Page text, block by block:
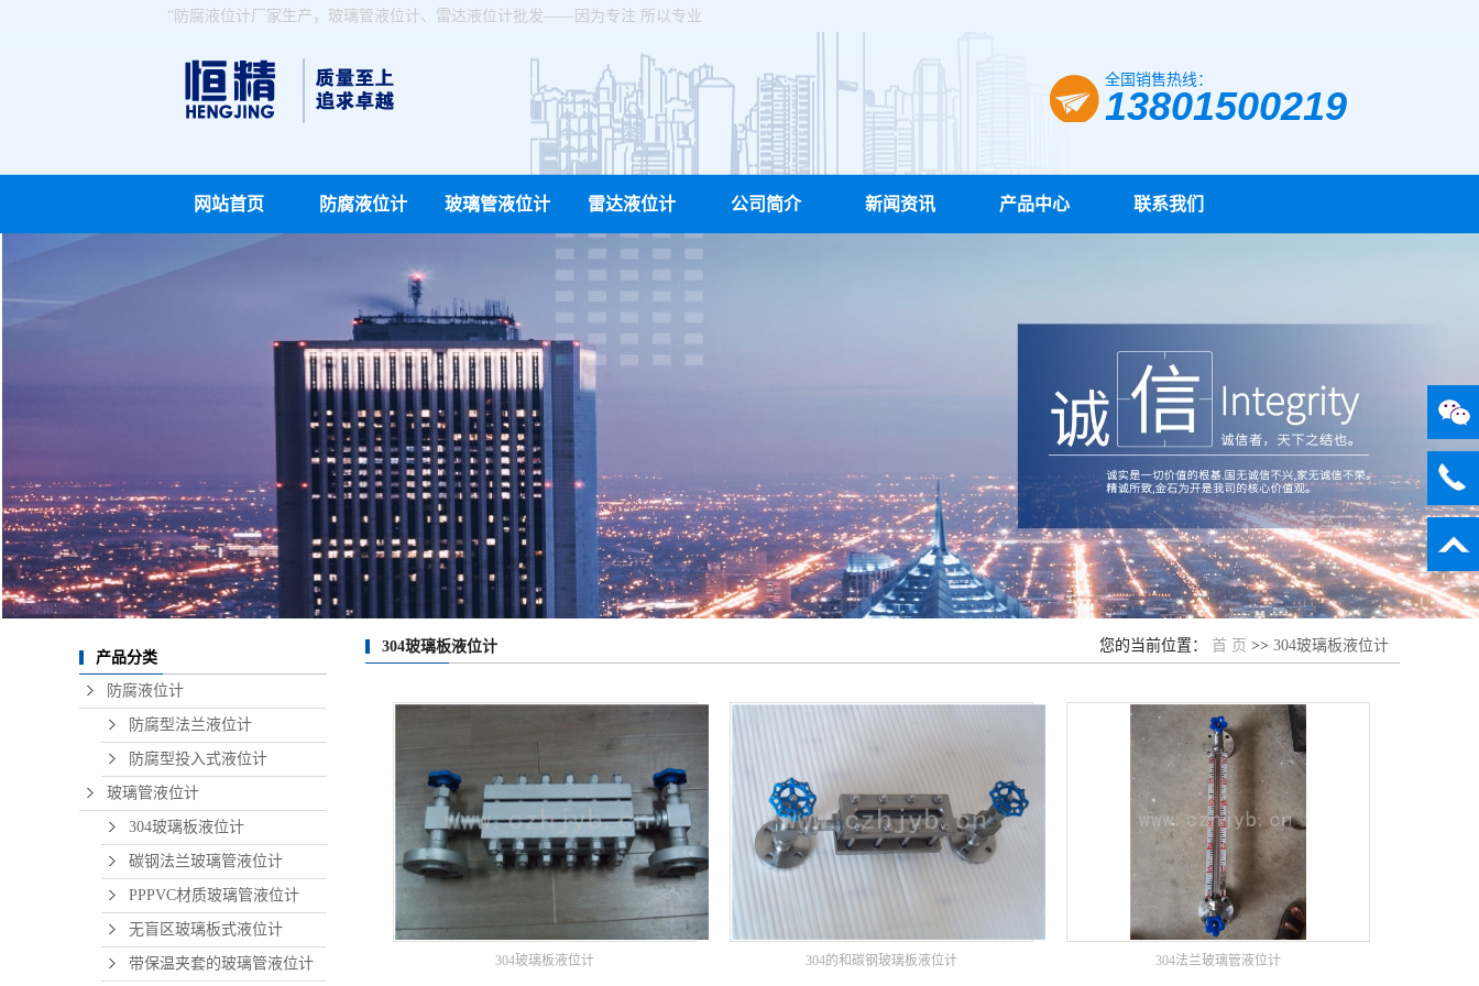
“防腐液位计厂家生产，玻璃管液位计、雷达液位计批发——因为专注 所以专业
全国销售热线：
13801500219
网站首页 防腐液位计 玻璃管液位计 雷达液位计 公司简介 新闻资讯 产品中心 联系我们
产品分类
防腐液位计
防腐型法兰液位计
防腐型投入式液位计
玻璃管液位计
304玻璃板液位计
碳钢法兰玻璃管液位计
PPPVC材质玻璃管液位计
无盲区玻璃板式液位计
带保温夹套的玻璃管液位计
304玻璃板液位计 您的当前位置： 首 页 >> 304玻璃板液位计
304玻璃板液位计 304的和碳钢玻璃板液位计 304法兰玻璃管液位计